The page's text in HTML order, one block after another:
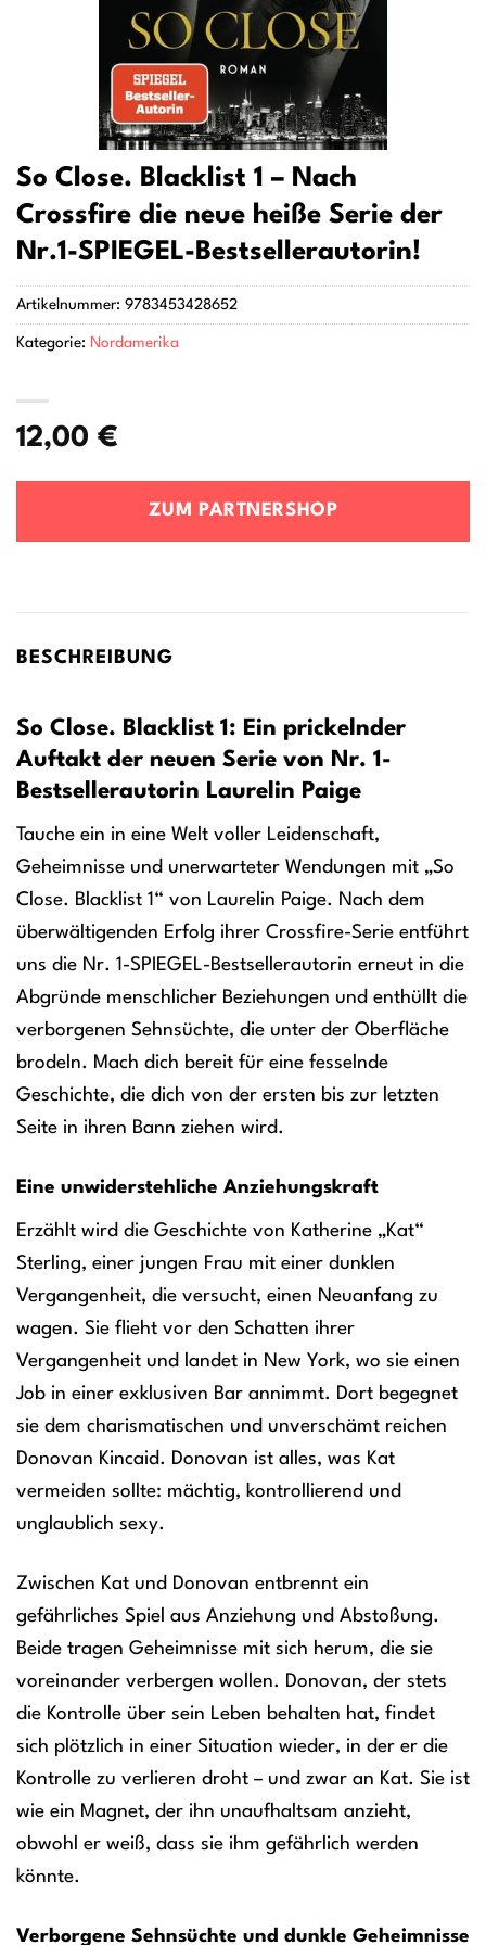
So Close. Blacklist 1 – Nach
Crossfire die neue heiße Serie der
Nr.1-SPIEGEL-Bestsellerautorin!
12,00 €
ZUM PARTNERSHOP
Artikelnummer: 9783453428652
Kategorie: Nordamerika
BESCHREIBUNG
So Close. Blacklist 1: Ein prickelnder
Auftakt der neuen Serie von Nr. 1-
Bestsellerautorin Laurelin Paige
Tauche ein in eine Welt voller Leidenschaft,
Geheimnisse und unerwarteter Wendungen mit „So
Close. Blacklist 1“ von Laurelin Paige. Nach dem
überwältigenden Erfolg ihrer Crossfire-Serie entführt
uns die Nr. 1-SPIEGEL-Bestsellerautorin erneut in die
Abgründe menschlicher Beziehungen und enthüllt die
verborgenen Sehnsüchte, die unter der Oberfläche
brodeln. Mach dich bereit für eine fesselnde
Geschichte, die dich von der ersten bis zur letzten
Seite in ihren Bann ziehen wird.
Eine unwiderstehliche Anziehungskraft
Erzählt wird die Geschichte von Katherine „Kat“
Sterling, einer jungen Frau mit einer dunklen
Vergangenheit, die versucht, einen Neuanfang zu
wagen. Sie flieht vor den Schatten ihrer
Vergangenheit und landet in New York, wo sie einen
Job in einer exklusiven Bar annimmt. Dort begegnet
sie dem charismatischen und unverschämt reichen
Donovan Kincaid. Donovan ist alles, was Kat
vermeiden sollte: mächtig, kontrollierend und
unglaublich sexy.
Zwischen Kat und Donovan entbrennt ein
gefährliches Spiel aus Anziehung und Abstoßung.
Beide tragen Geheimnisse mit sich herum, die sie
voreinander verbergen wollen. Donovan, der stets
die Kontrolle über sein Leben behalten hat, findet
sich plötzlich in einer Situation wieder, in der er die
Kontrolle zu verlieren droht – und zwar an Kat. Sie ist
wie ein Magnet, der ihn unaufhaltsam anzieht,
obwohl er weiß, dass sie ihm gefährlich werden
könnte.
Verborgene Sehnsüchte und dunkle Geheimnisse